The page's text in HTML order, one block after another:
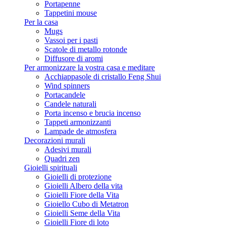
Portapenne
Tappetini mouse
Per la casa
Mugs
Vassoi per i pasti
Scatole di metallo rotonde
Diffusore di aromi
Per armonizzare la vostra casa e meditare
Acchiappasole di cristallo Feng Shui
Wind spinners
Portacandele
Candele naturali
Porta incenso e brucia incenso
Tappeti armonizzanti
Lampade de atmosfera
Decorazioni murali
Adesivi murali
Quadri zen
Gioielli spirituali
Gioielli di protezione
Gioielli Albero della vita
Gioielli Fiore della Vita
Gioiello Cubo di Metatron
Gioielli Seme della Vita
Gioielli Fiore di loto